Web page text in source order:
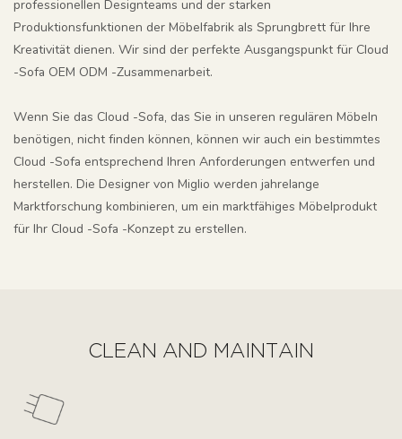
professionellen Designteams und der starken
Produktionsfunktionen der Möbelfabrik als Sprungbrett für Ihre
Kreativität dienen. Wir sind der perfekte Ausgangspunkt für Cloud
-Sofa OEM ODM -Zusammenarbeit.
Wenn Sie das Cloud -Sofa, das Sie in unseren regulären Möbeln
benötigen, nicht finden können, können wir auch ein bestimmtes
Cloud -Sofa entsprechend Ihren Anforderungen entwerfen und
herstellen. Die Designer von Miglio werden jahrelange
Marktforschung kombinieren, um ein marktfähiges Möbelprodukt
für Ihr Cloud -Sofa -Konzept zu erstellen.
CLEAN AND MAINTAIN